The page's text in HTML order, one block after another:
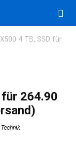
4 TB, SSD für
für 264.90